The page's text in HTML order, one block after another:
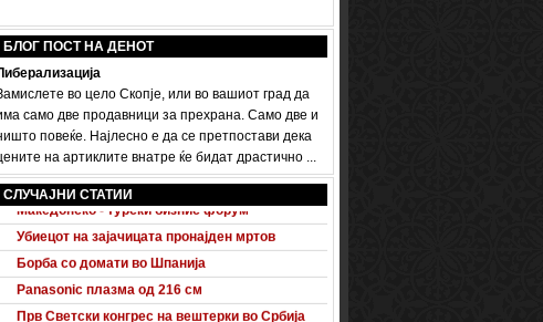
БЛОГ ПОСТ НА ДЕНОТ
во цело Скопје, или во вашиот град да
само две продавници за прехрана. Само две и
повеќе. Најлесно е да се претпостави дека
на артиклите внатре ќе бидат драстично ...
СЛУЧАЈНИ СТАТИИ
Audi A5 Sportback потполно разоткриен
Македонско - турски бизнис форум
Убиецот на зајачицата пронајден мртов
Борба со домати во Шпанија
Panasonic плазма од 216 см
Прв Светски конгрес на вештерки во Србија